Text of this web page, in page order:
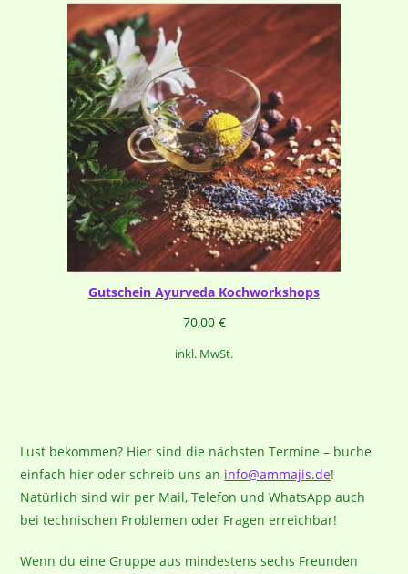
Gutschein Ayurveda Kochworkshops
70,00 €
inkl. MwSt.
Lust bekommen? Hier sind die nächsten Termine – buche
einfach hier oder schreib uns an info@ammajis.de!
Natürlich sind wir per Mail, Telefon und WhatsApp auch
bei technischen Problemen oder Fragen erreichbar!
Wenn du eine Gruppe aus mindestens sechs Freunden